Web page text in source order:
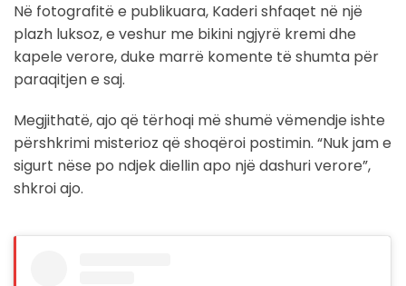
Në fotografitë e publikuara, Kaderi shfaqet në një
plazh luksoz, e veshur me bikini ngjyrë kremi dhe
kapele verore, duke marrë komente të shumta për
paraqitjen e saj.
Megjithatë, ajo që tërhoqi më shumë vëmendje ishte
përshkrimi misterioz që shoqëroi postimin. “Nuk jam e
sigurt nëse po ndjek diellin apo një dashuri verore”,
shkroi ajo.